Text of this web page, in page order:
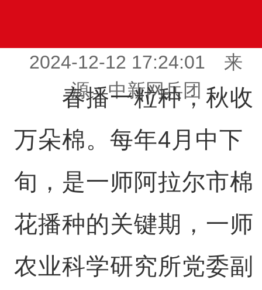
2024-12-12 17:24:01 来
源：中新网兵团
春播一粒种，秋收
万朵棉。每年4月中下
旬，是一师阿拉尔市棉
花播种的关键期，一师
农业科学研究所党委副